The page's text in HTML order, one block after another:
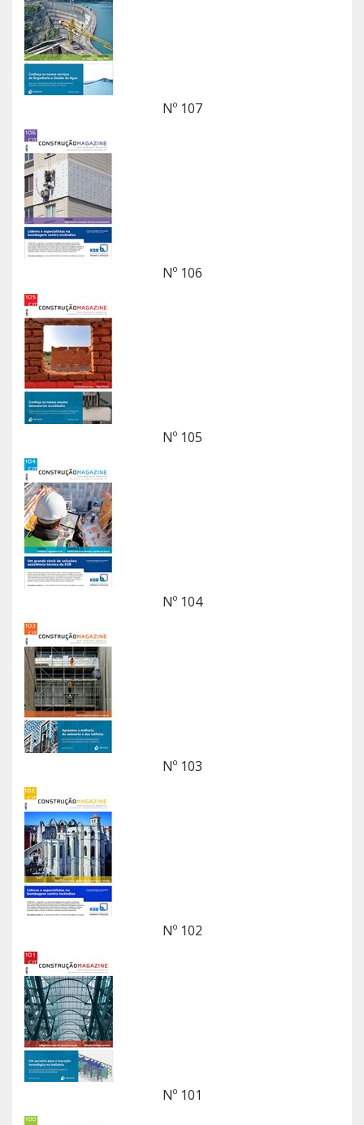
Nº 107
Nº 106
Nº 105
Nº 104
Nº 103
Nº 102
Nº 101